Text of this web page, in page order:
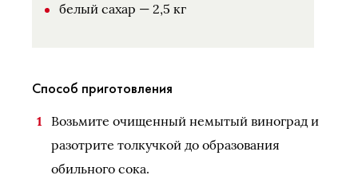
белый сахар — 2,5 кг
Способ приготовления
Возьмите очищенный немытый виноград и
разотрите толкучкой до образования
обильного сока.